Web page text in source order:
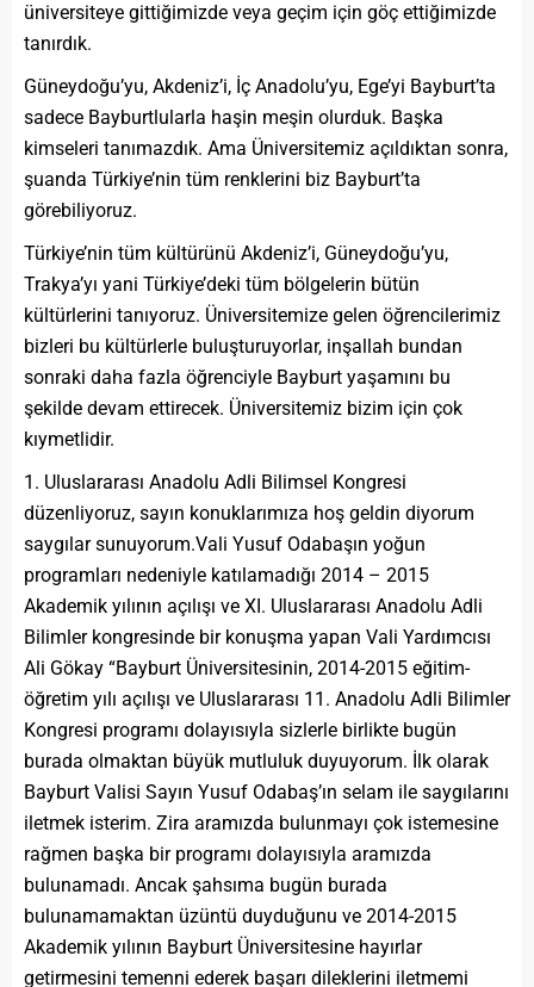
üniversiteye gittiğimizde veya geçim için göç ettiğimizde
tanırdık.
Güneydoğu’yu, Akdeniz’i, İç Anadolu’yu, Ege’yi Bayburt’ta
sadece Bayburtlularla haşin meşin olurduk. Başka
kimseleri tanımazdık. Ama Üniversitemiz açıldıktan sonra,
şuanda Türkiye’nin tüm renklerini biz Bayburt’ta
görebiliyoruz.
Türkiye’nin tüm kültürünü Akdeniz’i, Güneydoğu’yu,
Trakya’yı yani Türkiye’deki tüm bölgelerin bütün
kültürlerini tanıyoruz. Üniversitemize gelen öğrencilerimiz
bizleri bu kültürlerle buluşturuyorlar, inşallah bundan
sonraki daha fazla öğrenciyle Bayburt yaşamını bu
şekilde devam ettirecek. Üniversitemiz bizim için çok
kıymetlidir.
Uluslararası Anadolu Adli Bilimsel Kongresi
düzenliyoruz, sayın konuklarımıza hoş geldin diyorum
saygılar sunuyorum.Vali Yusuf Odabaşın yoğun
programları nedeniyle katılamadığı 2014 – 2015
Akademik yılının açılışı ve XI. Uluslararası Anadolu Adli
Bilimler kongresinde bir konuşma yapan Vali Yardımcısı
Ali Gökay “Bayburt Üniversitesinin, 2014-2015 eğitim-
öğretim yılı açılışı ve Uluslararası 11. Anadolu Adli Bilimler
Kongresi programı dolayısıyla sizlerle birlikte bugün
burada olmaktan büyük mutluluk duyuyorum. İlk olarak
Bayburt Valisi Sayın Yusuf Odabaş’ın selam ile saygılarını
iletmek isterim. Zira aramızda bulunmayı çok istemesine
rağmen başka bir programı dolayısıyla aramızda
bulunamadı. Ancak şahsıma bugün burada
bulunamamaktan üzüntü duyduğunu ve 2014-2015
Akademik yılının Bayburt Üniversitesine hayırlar
getirmesini temenni ederek başarı dileklerini iletmemi